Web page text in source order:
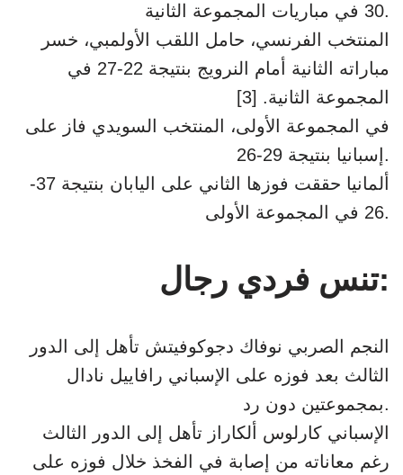
30 في مباريات المجموعة الثانية.
المنتخب الفرنسي، حامل اللقب الأولمبي، خسر
مباراته الثانية أمام النرويج بنتيجة 22-27 في
المجموعة الثانية. [3]
في المجموعة الأولى، المنتخب السويدي فاز على
إسبانيا بنتيجة 29-26.
ألمانيا حققت فوزها الثاني على اليابان بنتيجة 37-
26 في المجموعة الأولى.
تنس فردي رجال:
النجم الصربي نوفاك دجوكوفيتش تأهل إلى الدور
الثالث بعد فوزه على الإسباني رافاييل نادال
بمجموعتين دون رد.
الإسباني كارلوس ألكاراز تأهل إلى الدور الثالث
رغم معاناته من إصابة في الفخذ خلال فوزه على